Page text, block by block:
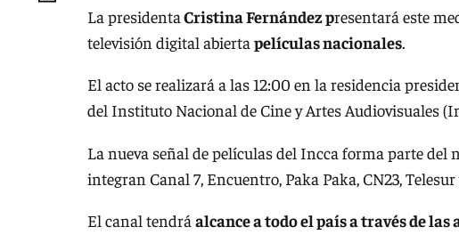
La presidentaCristina Fernández presentará este
televisión digital abierta películas nacionales.
El acto se realizará a las 12:00 en la residencia
del Instituto Nacional de Cine y Artes Audiovisuales
La nueva señal de películas del Incca forma parte del
integran Canal 7, Encuentro, Paka Paka, CN23, Telesur
El canal tendrá alcance a todo el país a través de las